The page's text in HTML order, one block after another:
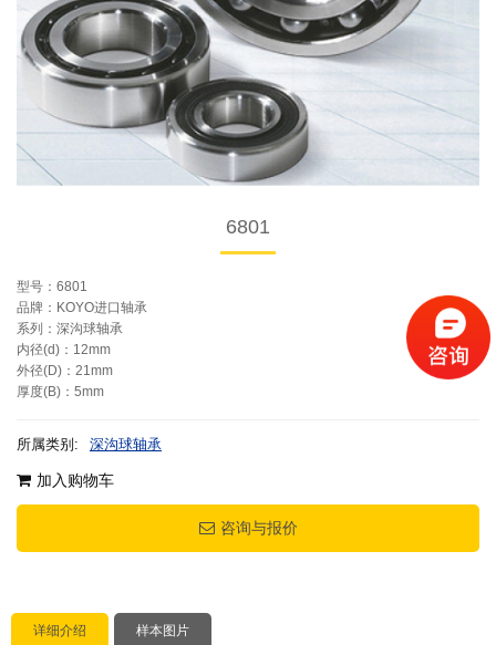
6801
型号：6801
品牌：KOYO进口轴承
系列：深沟球轴承
内径(d)：12mm
外径(D)：21mm
厚度(B)：5mm
所属类别: 深沟球轴承
加入购物车
咨询与报价
详细介绍 样本图片